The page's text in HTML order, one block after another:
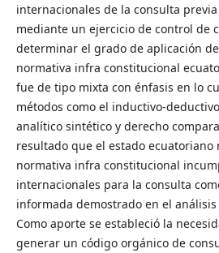
internacionales de la consulta
mediante un ejercicio de control de
determinar el grado de aplicación
normativa infra constitucional
fue de tipo mixta con énfasis en lo
métodos como el inductivo-
analítico sintético y derecho
resultado que el estado ecuatoriano
normativa infra constitucional
internacionales para la consulta
informada demostrado en el análisis
Como aporte se estableció la
generar un código orgánico de